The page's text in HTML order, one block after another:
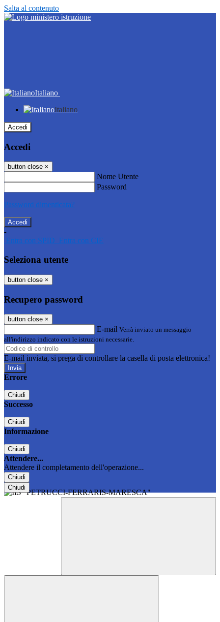
Salta al contenuto
Italiano
Italiano
Accedi
Accedi
button close ×
Nome Utente
Password
Password dimenticata?
-
Entra con SPID Entra con CIE
Seleziona utente
button close ×
Recupero password
button close ×
E-mail Verrà inviato un messaggio
all'indirizzo indicato con le istruzioni necessarie.
E-mail inviata, si prega di controllare la casella di posta elettronica!
Errore
Chiudi
Successo
Chiudi
Informazione
Chiudi
Attendere...
Attendere il completamento dell'operazione...
Chiudi
Chiudi